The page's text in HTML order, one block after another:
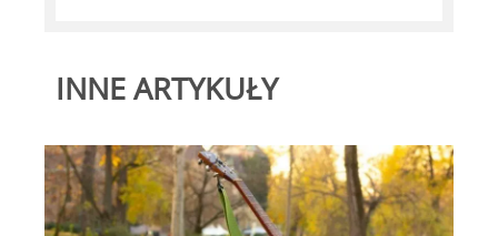
INNE ARTYKUŁY